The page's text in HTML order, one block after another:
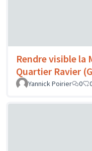
Rendre visible la
Quartier Ravier
Yannick Poirier
0